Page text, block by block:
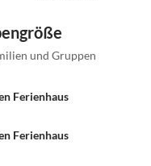
und Gruppen
Ferienhaus
Ferienhaus